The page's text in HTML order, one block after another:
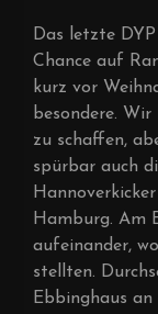
Das letzte
Chance auf
kurz vor
besondere.
zu schaffen,
spürbar auch
Hamburg. Am
aufeinander,
stellten.
Ebbinghaus an